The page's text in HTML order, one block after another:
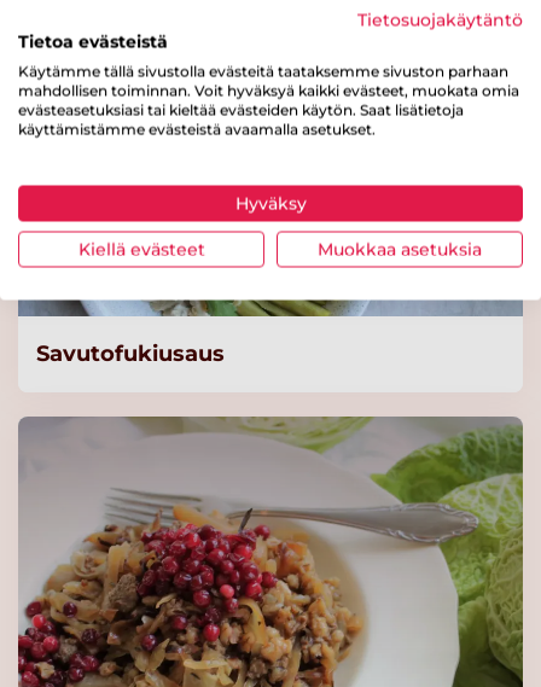
Savutofukiusaus
Tietosuojakäytäntö
Tietoa evästeistä
Käytämme tällä sivustolla evästeitä taataksemme sivuston parhaan
mahdollisen toiminnan. Voit hyväksyä kaikki evästeet, muokata omia
evästeasetuksiasi tai kieltää evästeiden käytön. Saat lisätietoja
käyttämistämme evästeistä avaamalla asetukset.
Hyväksy
Kiellä evästeet Muokkaa asetuksia